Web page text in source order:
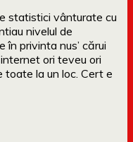
statistici vânturate cu
nivelul de
privinta nus’ cărui
ori teveu ori
toate la un loc. Cert e